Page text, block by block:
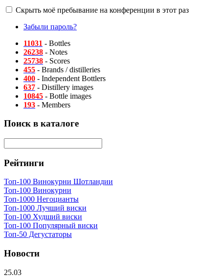
Скрыть моё пребывание на конференции в этот раз
Забыли пароль?
11031 - Bottles
26238 - Notes
25738 - Scores
455 - Brands / distilleries
400 - Independent Bottlers
637 - Distillery images
10845 - Bottle images
193 - Members
Поиск в каталоге
Рейтинги
Топ-100 Винокурни Шотландии
Топ-100 Винокурни
Топ-1000 Негоцианты
Топ-1000 Лучший виски
Топ-100 Худший виски
Топ-100 Популярный виски
Топ-50 Дегустаторы
Новости
25.03